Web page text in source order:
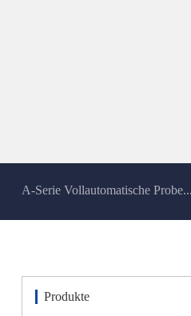
A-Serie Vollautomatische Probe...
Produkte